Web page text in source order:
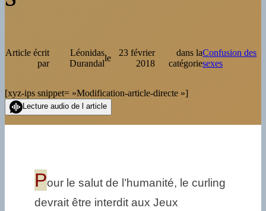
Article écrit
par
Léonidas
Durandal
le
23 février
2018
dans la
catégorie
Confusion des
sexes
[xyz-ips snippet= »Modification-article-directe »]
Lecture audio de l article
Pour le salut de l’humanité, le curling
devrait être interdit aux Jeux